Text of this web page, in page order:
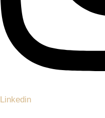
Linkedin